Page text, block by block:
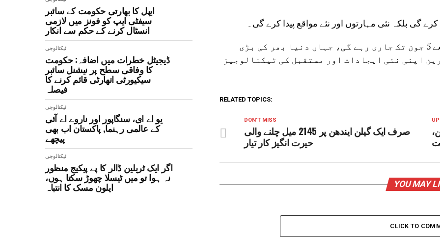
ایپل کا بھارتی حکومت کے سائبر
سیفٹی ایپ کو فونز میں لازمی
انسٹال کرنے کے حکم سے انکار
ٹیکنالوجی
ڈیجیٹل خطرات میں اضافہ: حکومت
کا وفاقی سطح پر نیشنل سائبر
سیکیورٹی اتھارٹی قائم کرنے کا
فیصلہ
ٹیکنالوجی
یو اے ای، سنگاپور اور ناروے اے آئی
کے عالمی رہنما, پاکستان اب بھی
پیچھے
ٹیکنالوجی
اگر ایک ٹریلین ڈالر کا پے پیکیج منظور
نہ ہوا تو میں ٹیسلا چھوڑ سکتا ہوں،
ایلون مسک کا انتباہ
گی بلکہ نئی مہارتوں اور نئے مواقع پیدا کرے گی۔
واضح رہے کہ کمپیوٹیکس ٹیکنالوجی نمائش 2 جون سے 5 جون تک جاری رہے گی، جہاں دنیا بھر کی بڑی
اپنی نئی ایجادات اور مستقبل کی ٹیکنالوجیز
RELATED TOPICS:
DON'T MISS
صرف ایک گیلن ایندھن پر 2145 میل چلنے والی
حیرت انگیز کار تیار
YOU MAY
CLICK TO